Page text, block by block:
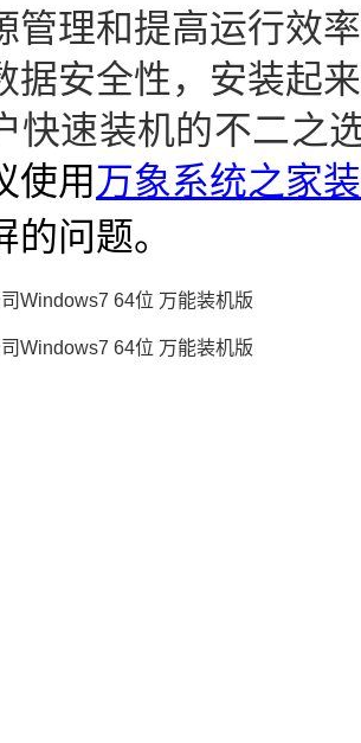
管理和提高运行效
据安全性，安装起
快速装机的不二之
使用 万象系统之家
问题。